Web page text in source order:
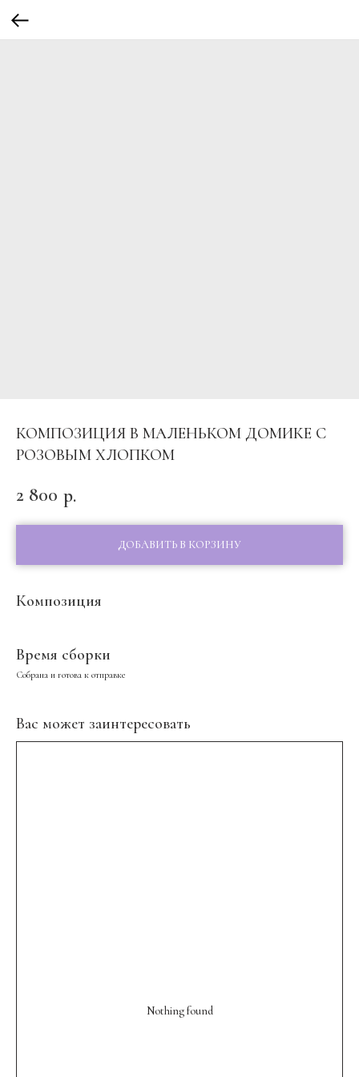
КОМПОЗИЦИЯ В МАЛЕНЬКОМ ДОМИКЕ С
РОЗОВЫМ ХЛОПКОМ
2 800 р.
ДОБАВИТЬ В КОРЗИНУ
Композиция
Время сборки
Собрана и готова к отправке
Вас может заинтересовать
Nothing found